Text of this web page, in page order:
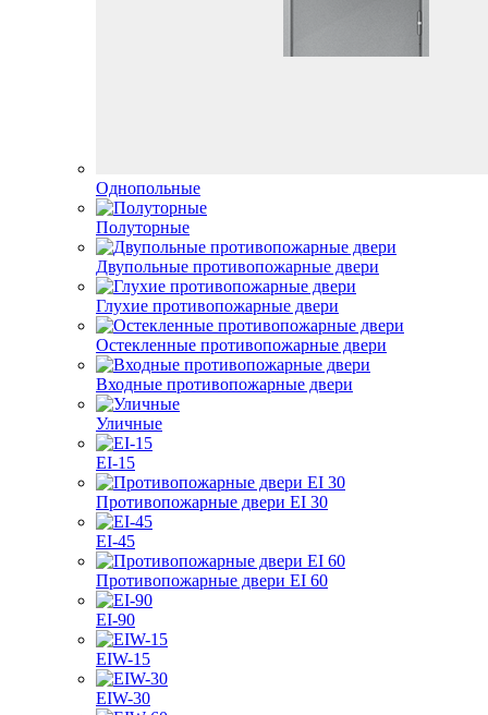
Однопольные
Полуторные
Двупольные противопожарные двери
Глухие противопожарные двери
Остекленные противопожарные двери
Входные противопожарные двери
Уличные
EI-15
Противопожарные двери EI 30
EI-45
Противопожарные двери EI 60
EI-90
EIW-15
EIW-30